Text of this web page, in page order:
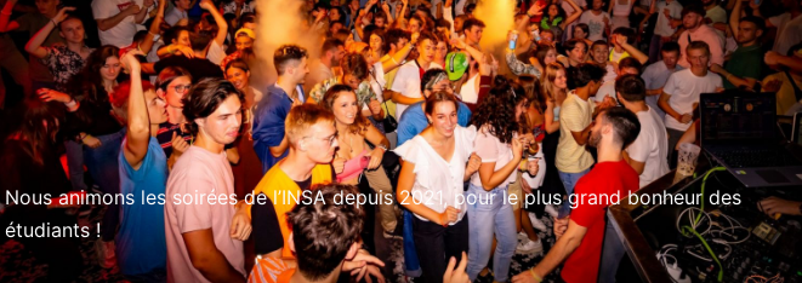
Nous animons les soirées de l’INSA depuis 2021, pour le plus grand bonheur des
étudiants !